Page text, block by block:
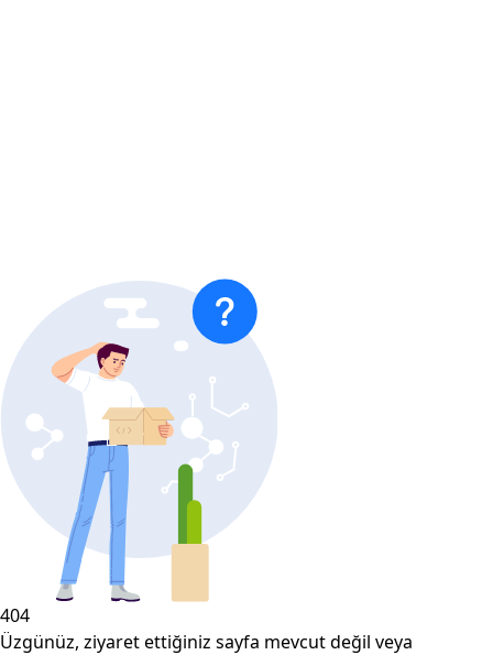
404
Üzgünüz, ziyaret ettiğiniz sayfa mevcut değil veya